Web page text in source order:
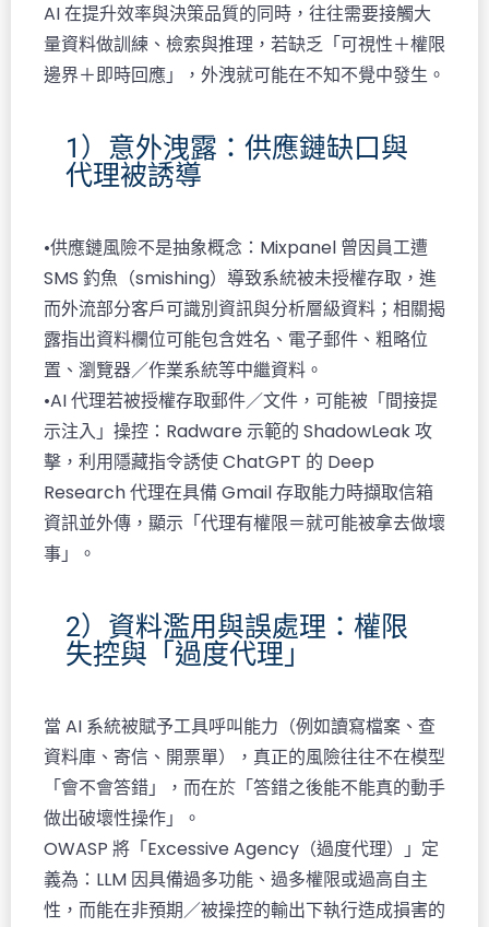
AI 在提升效率與決策品質的同時，往往需要接觸大
量資料做訓練、檢索與推理，若缺乏「可視性＋權限
邊界＋即時回應」，外洩就可能在不知不覺中發生。
1）意外洩露：供應鏈缺口與
代理被誘導
•供應鏈風險不是抽象概念：Mixpanel 曾因員工遭
SMS 釣魚（smishing）導致系統被未授權存取，進
而外流部分客戶可識別資訊與分析層級資料；相關揭
露指出資料欄位可能包含姓名、電子郵件、粗略位
置、瀏覽器／作業系統等中繼資料。​
•AI 代理若被授權存取郵件／文件，可能被「間接提
示注入」操控：Radware 示範的 ShadowLeak 攻
擊，利用隱藏指令誘使 ChatGPT 的 Deep
Research 代理在具備 Gmail 存取能力時擷取信箱
資訊並外傳，顯示「代理有權限＝就可能被拿去做壞
事」。
2）資料濫用與誤處理：權限
失控與「過度代理」
當 AI 系統被賦予工具呼叫能力（例如讀寫檔案、查
資料庫、寄信、開票單），真正的風險往往不在模型
「會不會答錯」，而在於「答錯之後能不能真的動手
做出破壞性操作」。​
OWASP 將「Excessive Agency（過度代理）」定
義為：LLM 因具備過多功能、過多權限或過高自主
性，而能在非預期／被操控的輸出下執行造成損害的